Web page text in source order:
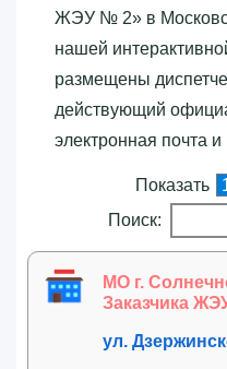
ЖЭУ № 2»‎ в
нашей
размещены
действующий
электронная почта
Показать
Поиск:
МО г.
Заказчика
ул.